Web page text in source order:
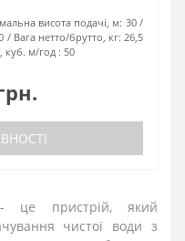
висота подачі, м: 30
Вага нетто/брутто, кг: 26,5
куб. м/год : 50
це пристрій, який
чистої води з